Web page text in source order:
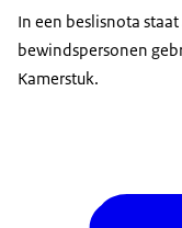
In een beslisnota
bewindspersonen
Kamerstuk.